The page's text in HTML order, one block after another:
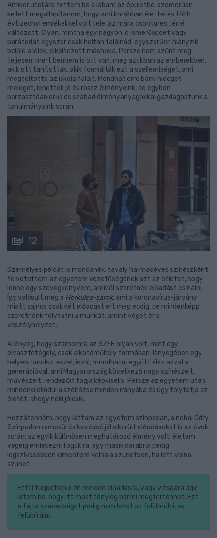
Amikor utoljára tettem be a lábam az épületbe, szomorúan
kellett megállapítanom, hogy ami korábban élettel és több
évtizednyi emlékekkel volt tele, az mára csontüres térré
változott. Olyan, mintha egy nagyon jó ismerősödet vagy
barátodat egyszer csak holtan találnád: egyszerűen hiányzik
belőle a lélek, elköltözött máshova. Persze nem szűnt meg
teljesen, mert bennem is ott van, meg azokban az emberekben,
akik ott tanítottak, akik formálták ezt a szellemiséget, ami
megtöltötte az iskola falait. Mondhat erre bárki hideget-
meleget, lehettek jó és rossz élményeink, de egyben
borzasztóan erős és szabad élményanyagokkal gazdagodtunk a
tanulmányaink során.
12
Személyes példát is mondanék: tavaly harmadéves színészként
felvetettem az egyetem vezetőségének azt az ötletet, hogy
lenne egy szövegkönyvem, amiből szeretnék előadást csinálni.
Így valósult meg a Herkules-sarok, ami a koronavírus-járvány
miatt sajnos csak két előadást ért meg eddig, de mindenképp
szeretnénk folytatni a munkát, amint véget ér a
veszélyhelyzet.
A lényeg, hogy számomra az SZFE olyan volt, mint egy
olvasztótégely, csak alkotóműhely formában: lényegében egy
helyen tanulsz, eszel, iszol, mondhatni együtt élsz azzal a
generációval, ami Magyarország következő nagy színészeit,
művészeit, rendezőit fogja képviselni. Persze az egyetem után
mindenki elindul a szélrózsa minden irányába és úgy folytatja az
életét, ahogy neki jólesik.
Hozzátenném, hogy láttam az egyetem színpadán, a néhai Ódry
Színpadon remekül és kevésbé jól sikerült előadásokat is az évek
során: az egyik különösen meghatározó élmény volt, életem
végéig emlékezni fogok rá, egy másik darabról pedig
legszívesebben kimentem volna a szünetben, ha lett volna
szünet…
Ettől függetlenül én minden előadásra, vagy vizsgára úgy
ültem be, hogy itt most tényleg bármi megtörténhet. Ezt
a fajta szabadságot pedig nem lehet se felülmúlni, se
felülbírálni.